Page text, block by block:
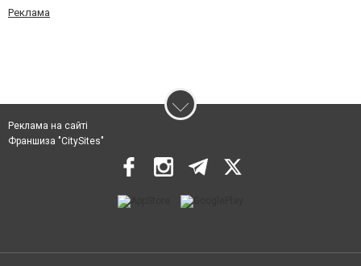
Реклама
Реклама на сайті
Франшиза "CitySites"